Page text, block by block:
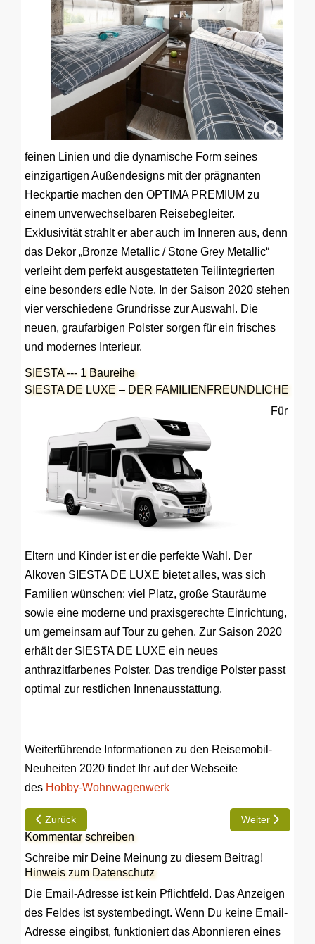
feinen Linien und die dynamische Form seines
einzigartigen Außendesigns mit der prägnanten
Heckpartie machen den OPTIMA PREMIUM zu
einem unverwechselbaren Reisebegleiter.
Exklusivität strahlt er aber auch im Inneren aus, denn
das Dekor „Bronze Metallic / Stone Grey Metallic“
verleiht dem perfekt ausgestatteten Teilintegrierten
eine besonders edle Note. In der Saison 2020 stehen
vier verschiedene Grundrisse zur Auswahl. Die
neuen, graufarbigen Polster sorgen für ein frisches
und modernes Interieur.
SIESTA --- 1 Baureihe
SIESTA DE LUXE – DER FAMILIENFREUNDLICHE
Für
Eltern und Kinder ist er die perfekte Wahl. Der
Alkoven SIESTA DE LUXE bietet alles, was sich
Familien wünschen: viel Platz, große Stauräume
sowie eine moderne und praxisgerechte Einrichtung,
um gemeinsam auf Tour zu gehen. Zur Saison 2020
erhält der SIESTA DE LUXE ein neues
anthrazitfarbenes Polster. Das trendige Polster passt
optimal zur restlichen Innenausstattung.
Weiterführende Informationen zu den Reisemobil-
Neuheiten 2020 findet Ihr auf der Webseite
des Hobby-Wohnwagenwerk
Vorheriger Beitrag: Augustin Group mit neuem Online-Shop
Zurück Nächster
Weiter
Kommentar schreiben
Schreibe mir Deine Meinung zu diesem Beitrag!
Hinweis zum Datenschutz
Die Email-Adresse ist kein Pflichtfeld. Das Anzeigen
des Feldes ist systembedingt. Wenn Du keine Email-
Adresse eingibst, funktioniert das Abonnieren eines